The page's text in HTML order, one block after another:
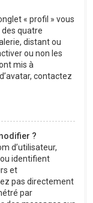
« profil » vous
des quatre
distant ou
ou non les
mis à
contactez
?
d’utilisateur,
identifient
et
pas directement
par